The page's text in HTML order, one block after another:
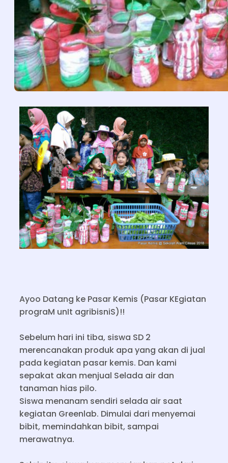
Ayoo Datang ke Pasar Kemis (Pasar KEgiatan
prograM unIt agribisniS)!!
Sebelum hari ini tiba, siswa SD 2
merencanakan produk apa yang akan di jual
pada kegiatan pasar kemis. Dan kami
sepakat akan menjual Selada air dan
tanaman hias pilo.
Siswa menanam sendiri selada air saat
kegiatan Greenlab. Dimulai dari menyemai
bibit, memindahkan bibit, sampai
merawatnya.